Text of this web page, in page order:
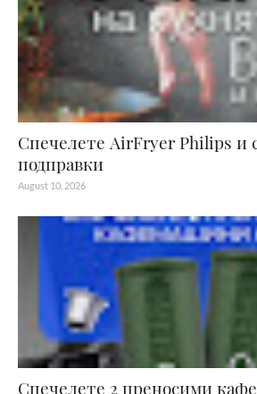
Спечелете AirFryer Philips и
подправки
August 10, 2026
Спечелете 2 преносими